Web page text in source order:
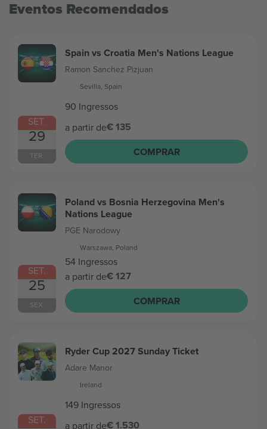
Eventos Recomendados
SET.
29
TER.
Spain vs Croatia Men's Nations League
Ramon Sanchez Pizjuan
Sevilla, Spain
90 Ingressos
a partir de€ 135
COMPRAR
SET.
25
SEX.
Poland vs Bosnia Herzegovina Men's
Nations League
PGE Narodowy
Warszawa, Poland
54 Ingressos
a partir de€ 127
COMPRAR
SET.
Ryder Cup 2027 Sunday Ticket
Adare Manor
Ireland
149 Ingressos
a partir de€ 1.530